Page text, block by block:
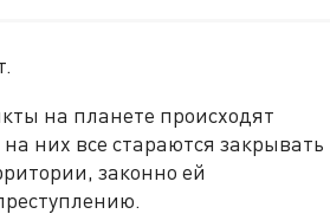
на планете происходят
них все стараются закрывать
законно ей